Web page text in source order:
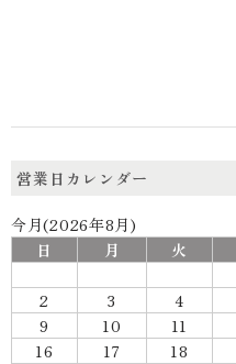
営業日カレンダー
今月(2026年8月)
日
月 火
2
3 4
9
10 11
16
17 18